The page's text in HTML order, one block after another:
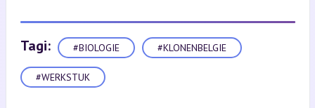
Tagi: #BIOLOGIE #KLONENBELGIE
#WERKSTUK